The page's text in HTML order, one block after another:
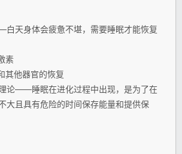
天身体会疲惫不堪，需要睡眠才能恢复
素
其他器官的恢复
论——睡眠在进化过程中出现，是为了在
大且具有危险的时间保存能量和提供保